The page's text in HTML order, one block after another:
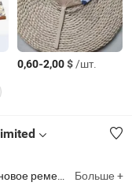
0,60-2,00$/шт.
ремесло Больше +